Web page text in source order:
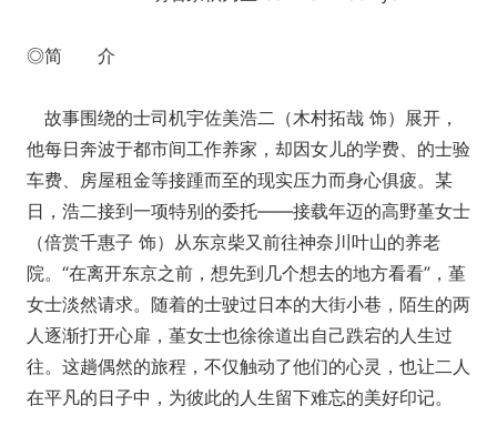
◎简 介
故事围绕的士司机宇佐美浩二（木村拓哉 饰）展开，
他每日奔波于都市间工作养家，却因女儿的学费、的士验
车费、房屋租金等接踵而至的现实压力而身心俱疲。某
日，浩二接到一项特别的委托——接载年迈的高野堇女士
（倍赏千惠子 饰）从东京柴又前往神奈川叶山的养老
院。“在离开东京之前，想先到几个想去的地方看看”，堇
女士淡然请求。随着的士驶过日本的大街小巷，陌生的两
人逐渐打开心扉，堇女士也徐徐道出自己跌宕的人生过
往。这趟偶然的旅程，不仅触动了他们的心灵，也让二人
在平凡的日子中，为彼此的人生留下难忘的美好印记。